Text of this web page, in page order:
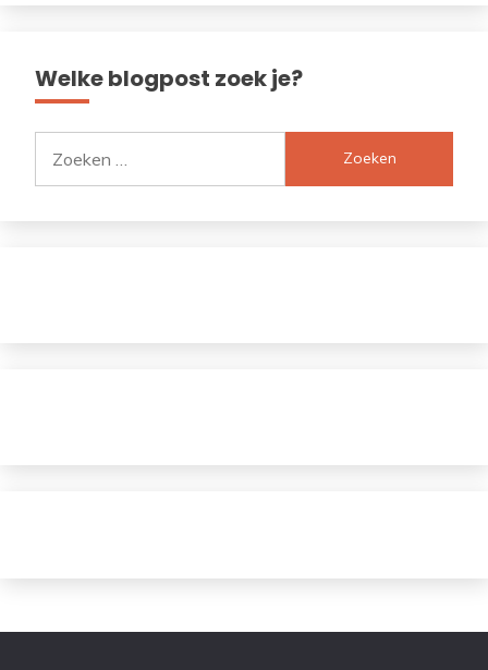
Welke blogpost zoek je?
naar: